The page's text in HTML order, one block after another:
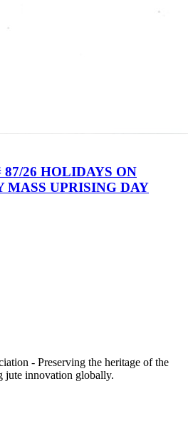
26 HOLIDAYS ON
MASS UPRISING DAY
- Preserving the heritage of the
jute innovation globally.